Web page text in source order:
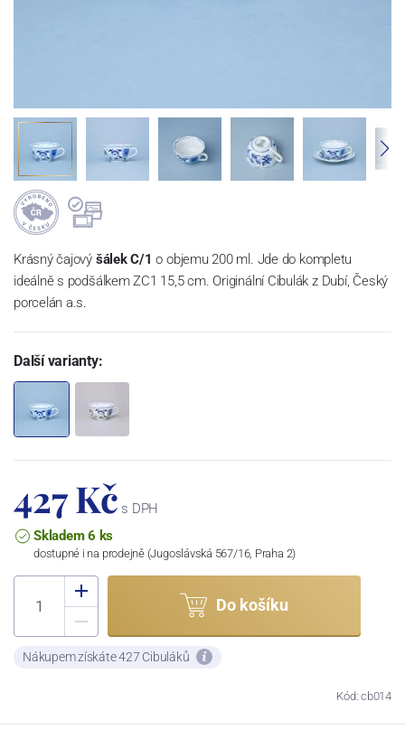
Krásný čajový šálek C/1 o objemu 200 ml. Jde do kompletu
ideálně s podšálkem ZC1 15,5 cm. Originální Cibulák z Dubí, Český
porcelán a.s.
Další varianty:
427 Kč s DPH
Skladem 6 ks
dostupné i na prodejně (Jugoslávská 567/16, Praha 2)
Do košíku
Nákupem získáte 427 Cibuláků
Kód: cb014